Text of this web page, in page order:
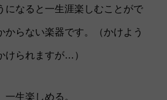
になると一生涯楽しむことがで
からない楽器です。（かけよう
けられますが…）
生楽しめる。